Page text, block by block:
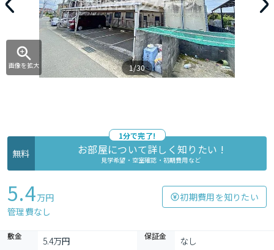
画像を拡大 1/30
1分で完了!
無料 お部屋について詳しく知りたい !
見学希望・空室確認・初期費用など
5.4万円
管理費なし
初期費用を知りたい
敷金 5.4万円 保証金 なし